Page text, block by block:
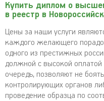
Купить диплом о
в реестр в
Цены за наши услуги
каждого желающего
одного из престижных
должной с высокой оплатой
очередь, позволяют не
контролирующих органов
проведение образца по